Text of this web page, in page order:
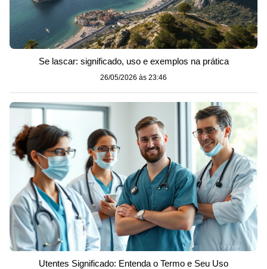
Se lascar: significado, uso e exemplos na prática
26/05/2026 às 23:46
Utentes Significado: Entenda o Termo e Seu Uso